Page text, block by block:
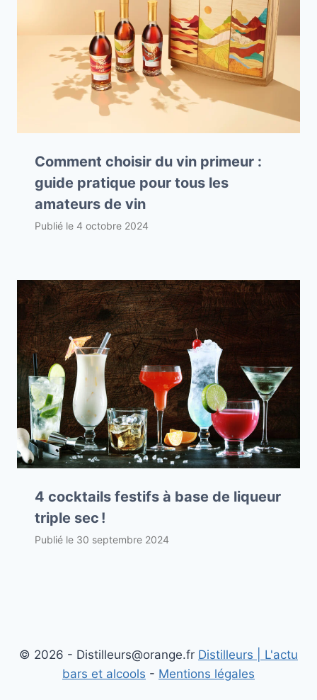
Comment choisir du vin primeur :
guide pratique pour tous les
amateurs de vin
Publié le 4 octobre 2024
4 cocktails festifs à base de liqueur
triple sec !
Publié le 30 septembre 2024
© 2026 - Distilleurs@orange.fr Distilleurs | L'actu
bars et alcools - Mentions légales